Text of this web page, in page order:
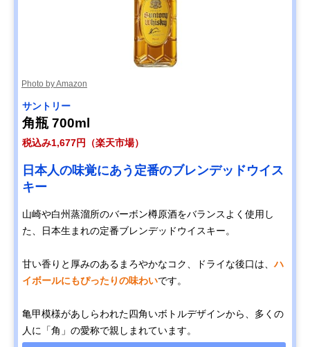
Photo by Amazon
サントリー
角瓶 700ml
税込み1,677円（楽天市場）
日本人の味覚にあう定番のブレンデッドウイス
キー
山崎や白州蒸溜所のバーボン樽原酒をバランスよく使用し
た、日本生まれの定番ブレンデッドウイスキー。
甘い香りと厚みのあるまろやかなコク、ドライな後口は、ハ
イボールにもぴったりの味わいです。
亀甲模様があしらわれた四角いボトルデザインから、多くの
人に「角」の愛称で親しまれています。